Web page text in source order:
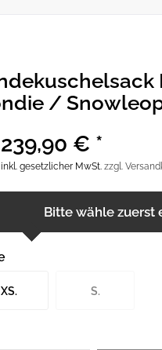
/
€ *
inkl. gesetzlicher MwSt.zzgl.
Bitte wähle zuerst
XS. S.